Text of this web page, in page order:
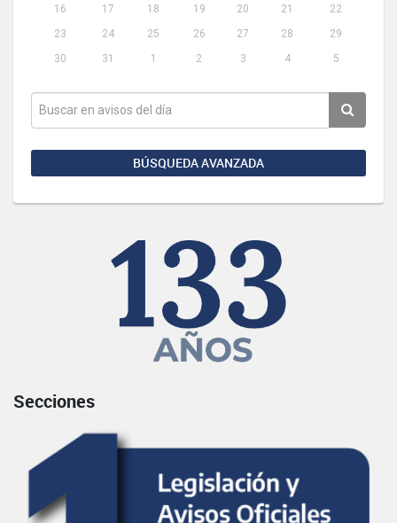
16
17 18 19 20 21
22
23
24 25 26 27 28
29
30
31 1 2 3 4 5
BÚSQUEDA AVANZADA
Secciones